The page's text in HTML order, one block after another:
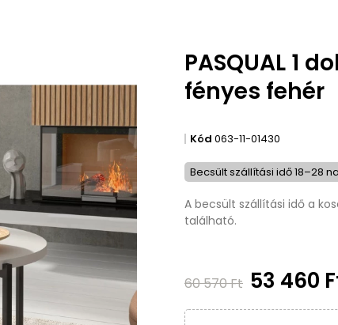
PASQUAL 1
fényes fehér
Kód 063-11-01430
Becsült szállítási idő 18–28
A becsült szállítási idő a
található.
60 570 Ft 53 460